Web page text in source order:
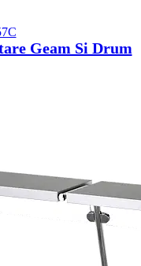
Geam Si Drum